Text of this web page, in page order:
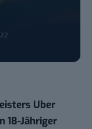
Uber
18-Jähriger